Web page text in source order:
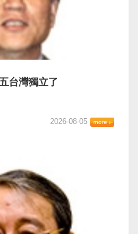
台灣獨立了
2026-08-05